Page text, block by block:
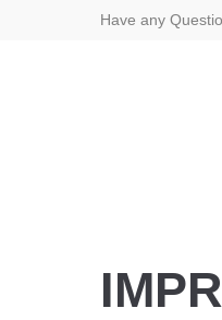
Have any